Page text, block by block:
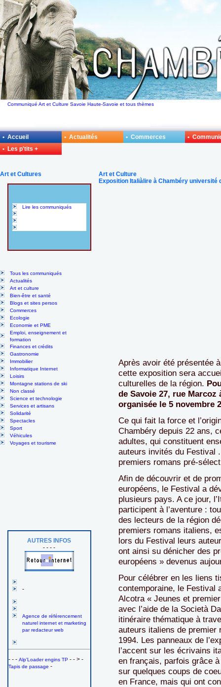
Communiqué Art et Culture Savoie Haute-Savoie et tous thèmes
Art et Cultures
Lire les communiqués
Tous les communiqués
Actualités
Art et culture
Bien-être et santé
Blogs et sites persos
Commerces
Ecologie
Economie et PME
Emploi, enseignement et
formation
Finances et crédits
Gastronomie
Immobilier
Informatique Internet
Loisirs
Montagne stations de ski
Non classé
Science et technologie
Services et artisans
Solidarité
Spectacles
Sport
Véhicules
Voyages et tourisme
AUTRES INFOS
- - - -
-
Agence de référencement
naturel internet et marketing
par redacteur web
- - - Alp'Loader engins TP - - > -
Tapis de passage -
Art et Culture
Exposition Italiàlire à Chambéry université
Après avoir été présentée
cette exposition sera
culturelles de la région.
de Savoie 27, rue
organisée le 5 novembre
Ce qui fait la force et
Chambéry depuis 22 ans,
adultes, qui constituent
auteurs invités du Festival
premiers romans
Afin de découvrir et de
européens, le Festival a
plusieurs pays. A ce jour,
participent à l’aventure :
des lecteurs de la région
premiers romans italiens,
lors du Festival leurs
ont ainsi su dénicher des
européens » devenus
Pour célébrer en les liens
contemporaine, le Festival
Alcotra « Jeunes et
avec l’aide de la Società
itinéraire thématique à
auteurs italiens de premier
1994. Les panneaux de
l’accent sur les écrivains
en français, parfois grâce
sur quelques coups de
en France, mais qui ont
• Accueil • Actualités • Commerces
•
• Les p'tits +